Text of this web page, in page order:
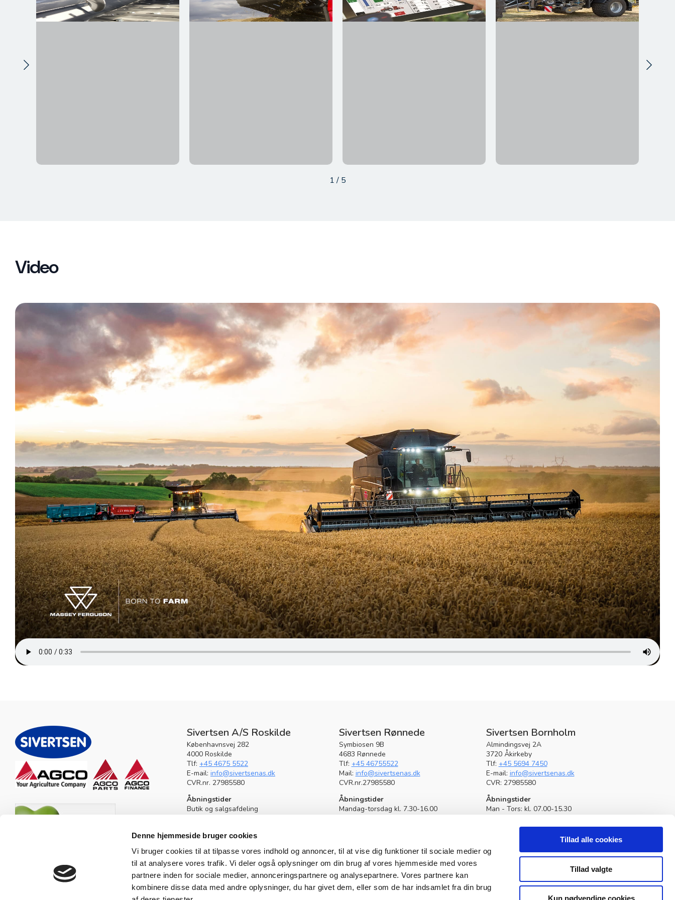
Denne hjemmeside bruger cookies
Vi bruger cookies til at tilpasse vores indhold og annoncer, til at vise dig funktioner til sociale medier og
til at analysere vores trafik. Vi deler også oplysninger om din brug af vores hjemmeside med vores
partnere inden for sociale medier, annonceringspartnere og analysepartnere. Vores partnere kan
kombinere disse data med andre oplysninger, du har givet dem, eller som de har indsamlet fra din brug
Tillad alle cookies
Tillad valgte
Kun nødvendige cookies
1/ 5
Video
Sivertsen A/S Roskilde
Københavnsvej 282
4000 Roskilde
Tlf: +45 4675 5522
E-mail: info@sivertsenas.dk
CVR.nr. 27985580
Åbningstider
Butik og salgsafdeling
Lørdag lukket
Serviceafdeling
Mandag-torsdag kl. 7.30-16.00
Fredag kl. 7.30-12.30
Vagttelefon
Sivertsen Rønnede
Symbiosen 9B
4683 Rønnede
Tlf: +45 46755522
Mail: info@sivertsenas.dk
CVR.nr.27985580
Åbningstider
Mandag-torsdag kl. 7.30-16.00
Mandag-torsdag kl. 7.30-16.00
Fredag kl. 7.30-12.30
Vagttelefon
Værksted: 32674855
Sivertsen Bornholm
Almindingsvej 2A
3720 Åkirkeby
Tlf: +45 5694 7450
E-mail: info@sivertsenas.dk
CVR: 27985580
Åbningstider
Man - Tors: kl. 07.00-15.30
Lørdag: Lukket
Mandag-torsdag kl. 07.00-15.30
Vagttelefon
Værksted: 56947456